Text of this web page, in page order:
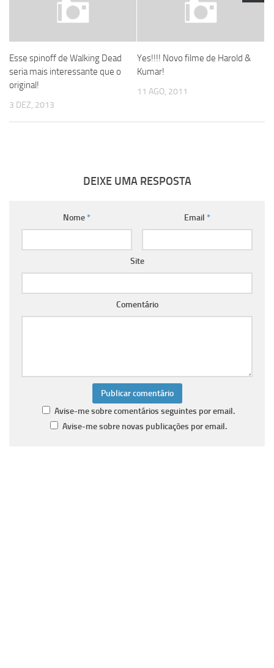
Esse spinoff de Walking Dead
seria mais interessante que o
original!
3 DEZ, 2013
Yes!!!! Novo filme de Harold &
Kumar!
11 AGO, 2011
DEIXE UMA RESPOSTA
Nome* Email *
Site
Comentário
Avise-me sobre comentários seguintes por email.
Avise-me sobre novas publicações por email.